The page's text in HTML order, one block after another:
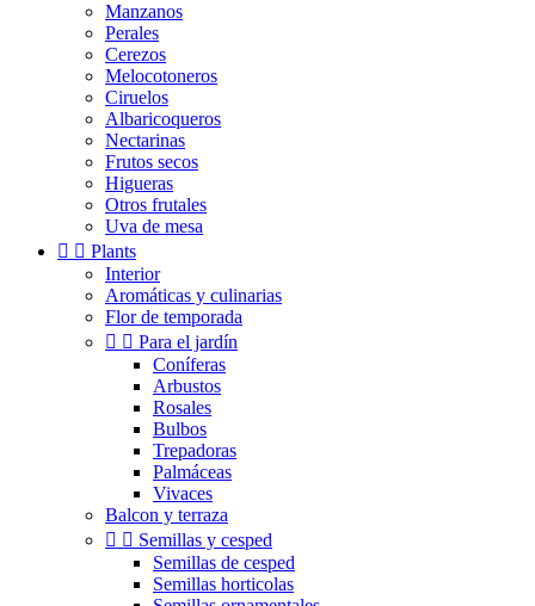
Manzanos
Perales
Cerezos
Melocotoneros
Ciruelos
Albaricoqueros
Nectarinas
Frutos secos
Higueras
Otros frutales
Uva de mesa
  Plants
Interior
Aromáticas y culinarias
Flor de temporada
  Para el jardín
Coníferas
Arbustos
Rosales
Bulbos
Trepadoras
Palmáceas
Vivaces
Balcon y terraza
  Semillas y cesped
Semillas de cesped
Semillas horticolas